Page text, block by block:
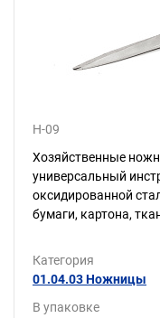
Н-09
Хозяйственные
универсальный
оксидированной
бумаги, картона,
Категория
01.04.03 Ножницы
В упаковке